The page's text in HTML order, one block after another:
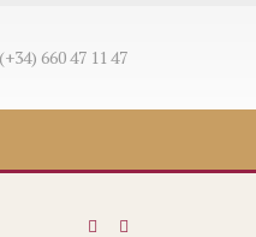
(+34) 660 47 11 47